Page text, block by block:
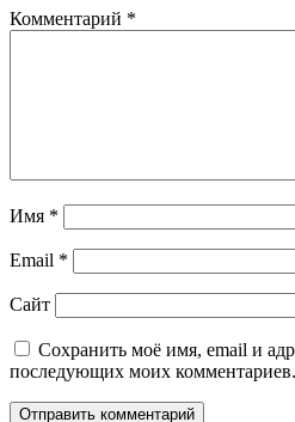
Комментарий *
Имя *
Email *
Сайт
Сохранить моё имя, email и
последующих моих комментариев.